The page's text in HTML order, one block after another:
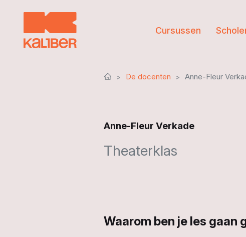
Cursussen
De docenten Anne-Fleur
Anne-Fleur Verkade
Theaterklas
Waarom ben je les gaan